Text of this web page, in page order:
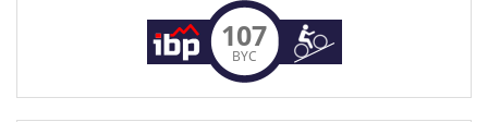
107
BYC